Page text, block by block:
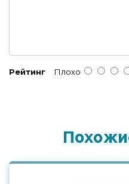
Рейтинг Плохо